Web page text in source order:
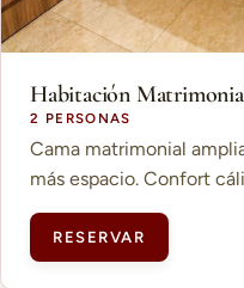
Habitación
2 PERSONAS
Cama matrimonial
más espacio. Confort
RESERVAR